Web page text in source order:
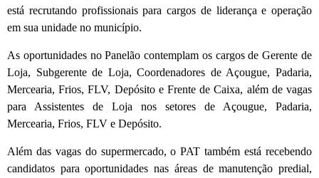
está recrutando profissionais para cargos de liderança e operação
em sua unidade no município.
As oportunidades no Panelão contemplam os cargos de Gerente de
Loja, Subgerente de Loja, Coordenadores de Açougue, Padaria,
Mercearia, Frios, FLV, Depósito e Frente de Caixa, além de vagas
para Assistentes de Loja nos setores de Açougue, Padaria,
Mercearia, Frios, FLV e Depósito.
Além das vagas do supermercado, o PAT também está recebendo
candidatos para oportunidades nas áreas de manutenção predial,